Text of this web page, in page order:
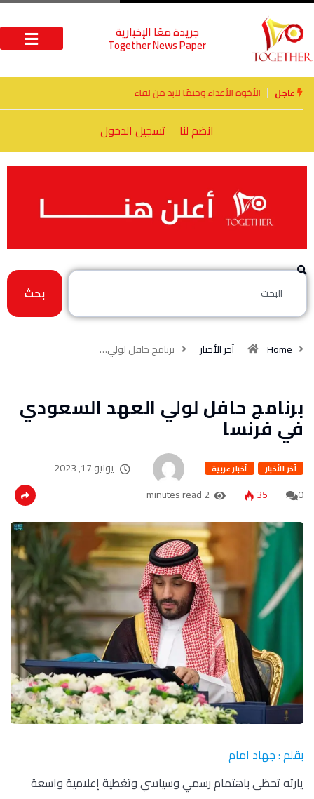
جريدة معًا الإخبارية
Together News Paper
عاجل الأخوة الأعداء وحتمًا لابد من لقاء
انضم لنا تسجيل الدخول
بحث
Home آخر الأخبار برنامج حافل لولي…
برنامج حافل لولي العهد السعودي
في فرنسا
آخر الأخبار أخبار عربية
يونيو 17, 2023
0
35
2 minutes read
بقلم : جهاد امام
يارته تحظى باهتمام رسمي وسياسي وتغطية إعلامية واسعة